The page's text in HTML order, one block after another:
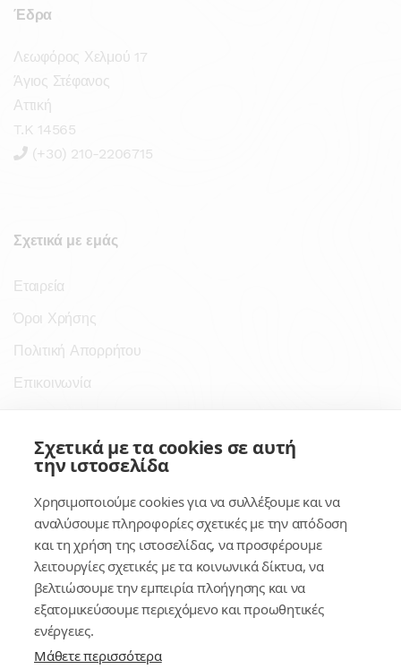
Έδρα
Λεωφόρος Χελμού 17
Άγιος Στέφανος
Αττική
T.K 14565
(+30) 210-2206715
Σχετικά με εμάς
Εταιρεία
Όροι Χρήσης
Πολιτική Απορρήτου
Επικοινωνία
Σύνδεσμοι
Κέντρο Γνώσης
Πλατφόρμα
Εγγραφή
Για δημοσίους υπαλλήλους
Σχετικά με τα cookies σε αυτή
την ιστοσελίδα
Χρησιμοποιούμε cookies για να συλλέξουμε και να
αναλύσουμε πληροφορίες σχετικές με την απόδοση
και τη χρήση της ιστοσελίδας, να προσφέρουμε
λειτουργίες σχετικές με τα κοινωνικά δίκτυα, να
βελτιώσουμε την εμπειρία πλοήγησης και να
εξατομικεύσουμε περιεχόμενο και προωθητικές
ενέργειες.
Μάθετε περισσότερα